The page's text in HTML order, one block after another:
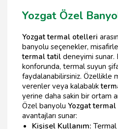
Yozgat Özel
Yozgat termal otelleri
banyolu seçenekler,
termal tatil deneyimi sunar.
konforunda, termal suyun
faydalanabilirsiniz. Özellikle
verenler veya kalabalık
yerine daha sakin bir ortam
Özel banyolu Yozgat
avantajları sunar:
Kişisel Kullanım: